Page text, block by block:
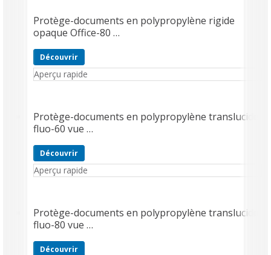
Protège-documents en polypropylène rigide
opaque Office-80 …
Découvrir
Aperçu rapide
Protège-documents en polypropylène translucide
fluo-60 vue …
Découvrir
Aperçu rapide
Protège-documents en polypropylène translucide
fluo-80 vue …
Découvrir